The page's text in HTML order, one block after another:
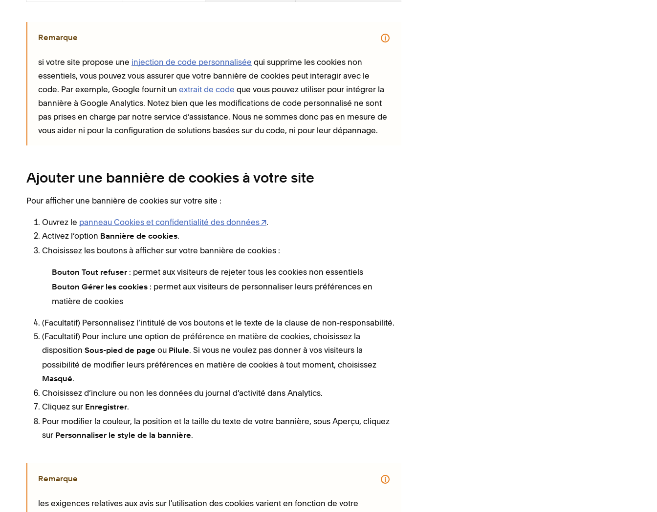
Remarque
si votre site propose une injection de code personnalisée qui supprime les cookies non
essentiels, vous pouvez vous assurer que votre bannière de cookies peut interagir avec le
code. Par exemple, Google fournit un extrait de code que vous pouvez utiliser pour intégrer la
bannière à Google Analytics. Notez bien que les modifications de code personnalisé ne sont
pas prises en charge par notre service d’assistance. Nous ne sommes donc pas en mesure de
vous aider ni pour la configuration de solutions basées sur du code, ni pour leur dépannage.
Ajouter une bannière de cookies à votre site
Pour afficher une bannière de cookies sur votre site :
Ouvrez le panneau Cookies et confidentialité des données
.
Activez l’option Bannière de cookies.
Choisissez les boutons à afficher sur votre bannière de cookies :
Bouton Tout refuser : permet aux visiteurs de rejeter tous les cookies non essentiels
Bouton Gérer les cookies : permet aux visiteurs de personnaliser leurs préférences en
matière de cookies
(Facultatif) Personnalisez l’intitulé de vos boutons et le texte de la clause de non-responsabilité.
(Facultatif) Pour inclure une option de préférence en matière de cookies, choisissez la
disposition Sous-pied de page ou Pilule. Si vous ne voulez pas donner à vos visiteurs la
possibilité de modifier leurs préférences en matière de cookies à tout moment, choisissez
Masqué.
Choisissez d’inclure ou non les données du journal d’activité dans Analytics.
Cliquez sur Enregistrer.
Pour modifier la couleur, la position et la taille du texte de votre bannière, sous Aperçu, cliquez
sur Personnaliser le style de la bannière.
Remarque
les exigences relatives aux avis sur l'utilisation des cookies varient en fonction de votre